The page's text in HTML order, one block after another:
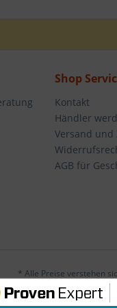
Shop
Kontakt
Händler
Versand und
AGB für
* Alle Preise verstehen